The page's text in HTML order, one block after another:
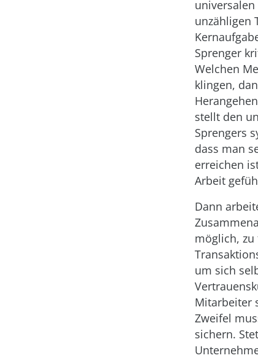
unzähligen
Sprenger
Welchen
klingen,
stellt den
Sprengers
dass man
erreichen
Arbeit
Dann
möglich,
um sich
Mitarbeiter
Zweifel
sichern.